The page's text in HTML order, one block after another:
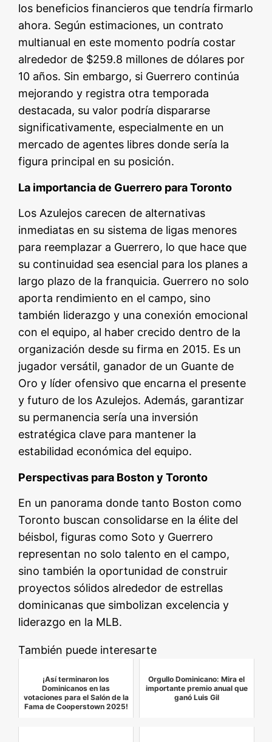
los beneficios financieros que tendría firmarlo
ahora. Según estimaciones, un contrato
multianual en este momento podría costar
alrededor de $259.8 millones de dólares por
10 años. Sin embargo, si Guerrero continúa
mejorando y registra otra temporada
destacada, su valor podría dispararse
significativamente, especialmente en un
mercado de agentes libres donde sería la
figura principal en su posición.
La importancia de Guerrero para Toronto
Los Azulejos carecen de alternativas
inmediatas en su sistema de ligas menores
para reemplazar a Guerrero, lo que hace que
su continuidad sea esencial para los planes a
largo plazo de la franquicia. Guerrero no solo
aporta rendimiento en el campo, sino
también liderazgo y una conexión emocional
con el equipo, al haber crecido dentro de la
organización desde su firma en 2015. Es un
jugador versátil, ganador de un Guante de
Oro y líder ofensivo que encarna el presente
y futuro de los Azulejos. Además, garantizar
su permanencia sería una inversión
estratégica clave para mantener la
estabilidad económica del equipo.
Perspectivas para Boston y Toronto
En un panorama donde tanto Boston como
Toronto buscan consolidarse en la élite del
béisbol, figuras como Soto y Guerrero
representan no solo talento en el campo,
sino también la oportunidad de construir
proyectos sólidos alrededor de estrellas
dominicanas que simbolizan excelencia y
liderazgo en la MLB.
También puede interesarte
¡Así terminaron los
Dominicanos en las
votaciones para el Salón de la
Fama de Cooperstown 2025!
Orgullo Dominicano: Mira el
importante premio anual que
ganó Luis Gil